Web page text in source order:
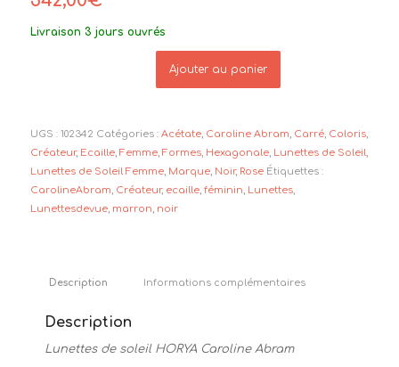
Livraison 3 jours ouvrés
Ajouter au panier
UGS : 102342 Catégories : Acétate, Caroline Abram, Carré, Coloris,
Créateur, Ecaille, Femme, Formes, Hexagonale, Lunettes de Soleil,
Lunettes de Soleil Femme, Marque, Noir, Rose Étiquettes :
CarolineAbram, Créateur, ecaille, féminin, Lunettes,
Lunettesdevue, marron, noir
Description Informations complémentaires
Description
Lunettes de soleil HORYA Caroline Abram